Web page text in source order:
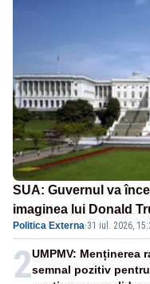
SUA: Guvernul va
imaginea lui Donald
Politica Externa·31 iul. 2026,
2UMPMV: Menținerea
semnal pozitiv